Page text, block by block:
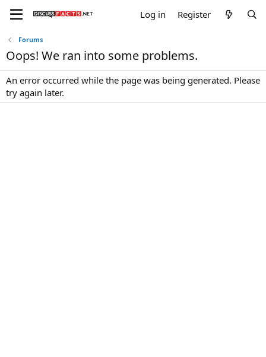
Log in Register
Forums
Oops! We ran into some problems.
An error occurred while the page was being generated. Please
try again later.